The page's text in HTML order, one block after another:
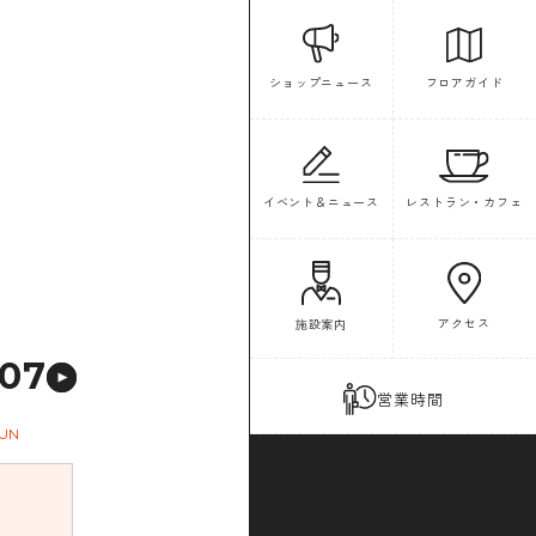
ショップニュース フロアガイド
イベント＆ニュース レストラン・カフェ
施設案内 アクセス
営業時間
07